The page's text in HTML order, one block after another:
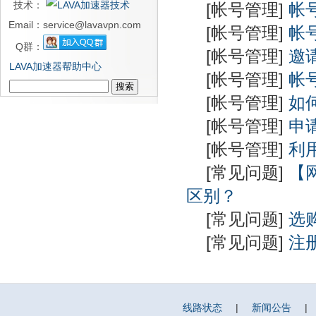
技术：
Email： service@lavavpn.com
Q群：
LAVA加速器帮助中心
[帐号管理] 帐
[帐号管理] 帐
[帐号管理] 邀
[帐号管理] 帐
[帐号管理] 如
[帐号管理] 申
[帐号管理] 利
[常见问题]
区别？
[常见问题] 选
[常见问题] 注
线路状态 | 新闻公告 |